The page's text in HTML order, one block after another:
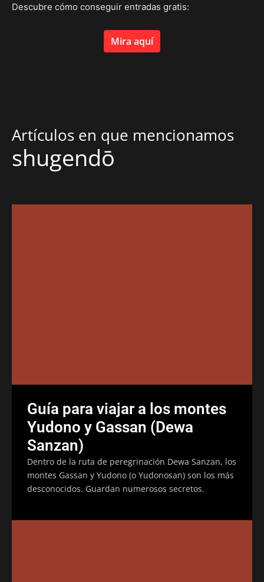
Descubre cómo conseguir entradas gratis:
Mira aquí
Artículos en que mencionamos
shugendō
Guía para viajar a los montes
Yudono y Gassan (Dewa
Sanzan)
Dentro de la ruta de peregrinación Dewa Sanzan, los
montes Gassan y Yudono (o Yudonosan) son los más
desconocidos. Guardan numerosos secretos.